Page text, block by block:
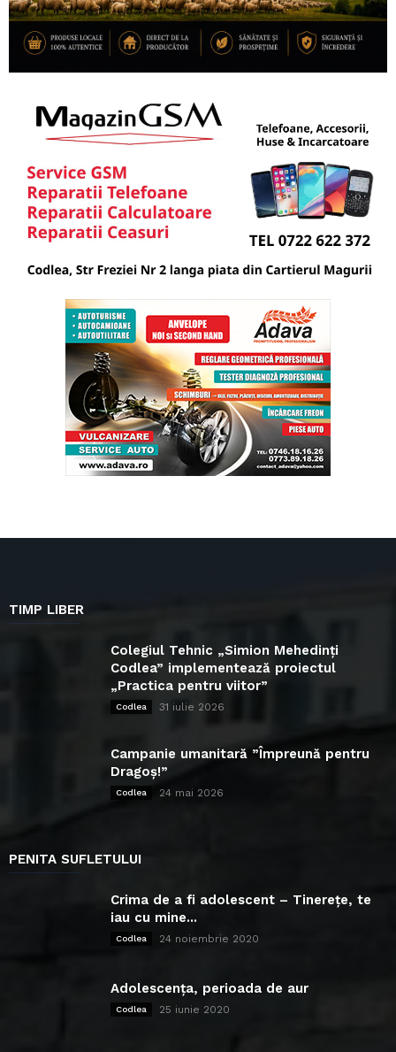
TIMP LIBER
Colegiul Tehnic „Simion Mehedinți
Codlea” implementează proiectul
„Practica pentru viitor”
Codlea 31 iulie 2026
Campanie umanitară ”Împreună pentru
Dragoș!”
Codlea 24 mai 2026
PENITA SUFLETULUI
Crima de a fi adolescent – Tinerețe, te
iau cu mine...
Codlea 24 noiembrie 2020
Adolescența, perioada de aur
Codlea 25 iunie 2020